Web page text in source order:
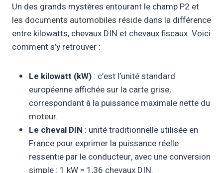
Un des grands mystères entourant le champ P2 et
les documents automobiles réside dans la différence
entre kilowatts, chevaux DIN et chevaux fiscaux. Voici
comment s’y retrouver :
Le kilowatt (kW) : c’est l’unité standard
européenne affichée sur la carte grise,
correspondant à la puissance maximale nette du
moteur.
Le cheval DIN : unité traditionnelle utilisée en
France pour exprimer la puissance réelle
ressentie par le conducteur, avec une conversion
simple : 1 kW = 1,36 chevaux DIN.